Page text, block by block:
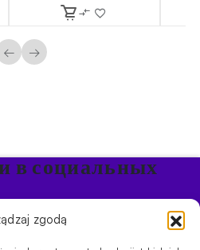
zgodą
← →
в социальных
в Кальяне